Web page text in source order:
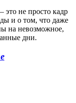
это не просто кадр
и о том, что даже
на невозможное,
дни.